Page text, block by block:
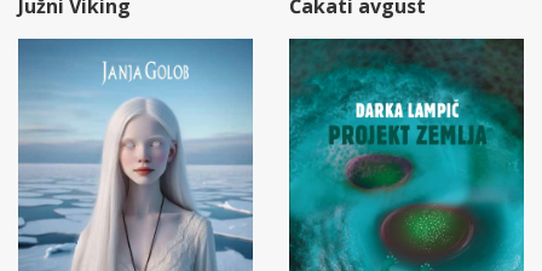
Južni Viking Čakati avgust